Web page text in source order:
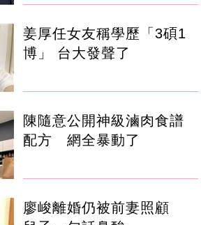
姜厚任女友稱學歷「3碩1
博」 台大發聲了
陳隨意公開神級滷肉食譜
配方 網全暴動了
廖峻離婚仍被前妻照顧